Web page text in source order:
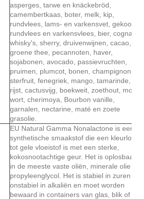
asperges, tarwe en knäckebröd,
camembertkaas, boter, melk, kip,
rundvlees, lams- en varkensvet, gekookt
rundvlees en varkensvlees, bier, cognac,
whisky's, sherry, druivenwijnen, cacao,
groene thee, pecannoten, haver,
sojabonen, avocado, passievruchten,
pruimen, plumcot, bonen, champignon,
sterfruit, fenegriek, mango, tamarinde,
rijst, cactusvijg, boekweit, zoethout, mout,
wort, cherimoya, Bourbon vanille,
garnalen, nectarine, maté en zoete
grasolie.
EU Natural Gamma Nonalactone is een
synthetische smaakstof die een kleurloze
tot gele vloeistof is met een sterke,
kokosnootachtige geur. Het is oplosbaar
in de meeste vaste oliën, minerale olie en
propyleenglycol. Het is stabiel in zuren en
onstabiel in alkaliën en moet worden
bewaard in containers van glas, blik of